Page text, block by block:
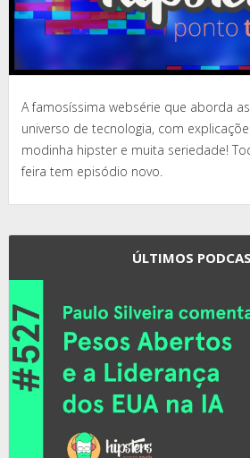
A famosíssima websérie que aborda
universo de tecnologia, com
modinha hipster e muita seriedade!
feira tem episódio novo.
ÚLTIMOS